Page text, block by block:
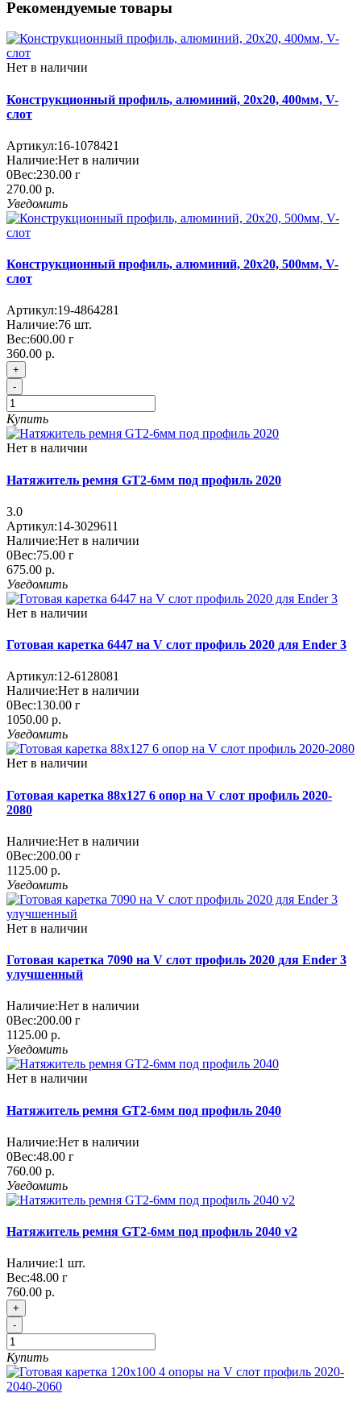
Рекомендуемые товары
Нет в наличии
Конструкционный профиль, алюминий, 20x20, 400мм, V-
слот
Артикул:16-1078421
Наличие:Нет в наличии
0Вес:230.00 г
270.00 р.
Уведомить
Конструкционный профиль, алюминий, 20x20, 500мм, V-
слот
Артикул:19-4864281
Наличие:76 шт.
Вес:600.00 г
360.00 р.
+
-
Купить
Нет в наличии
Натяжитель ремня GT2-6мм под профиль 2020
3.0
Артикул:14-3029611
Наличие:Нет в наличии
0Вес:75.00 г
675.00 р.
Уведомить
Нет в наличии
Готовая каретка 6447 на V слот профиль 2020 для Ender 3
Артикул:12-6128081
Наличие:Нет в наличии
0Вес:130.00 г
1050.00 р.
Уведомить
Нет в наличии
Готовая каретка 88x127 6 опор на V слот профиль 2020-
2080
Наличие:Нет в наличии
0Вес:200.00 г
1125.00 р.
Уведомить
Нет в наличии
Готовая каретка 7090 на V слот профиль 2020 для Ender 3
улучшенный
Наличие:Нет в наличии
0Вес:200.00 г
1125.00 р.
Уведомить
Нет в наличии
Натяжитель ремня GT2-6мм под профиль 2040
Наличие:Нет в наличии
0Вес:48.00 г
760.00 р.
Уведомить
Натяжитель ремня GT2-6мм под профиль 2040 v2
Наличие:1 шт.
Вес:48.00 г
760.00 р.
+
-
Купить